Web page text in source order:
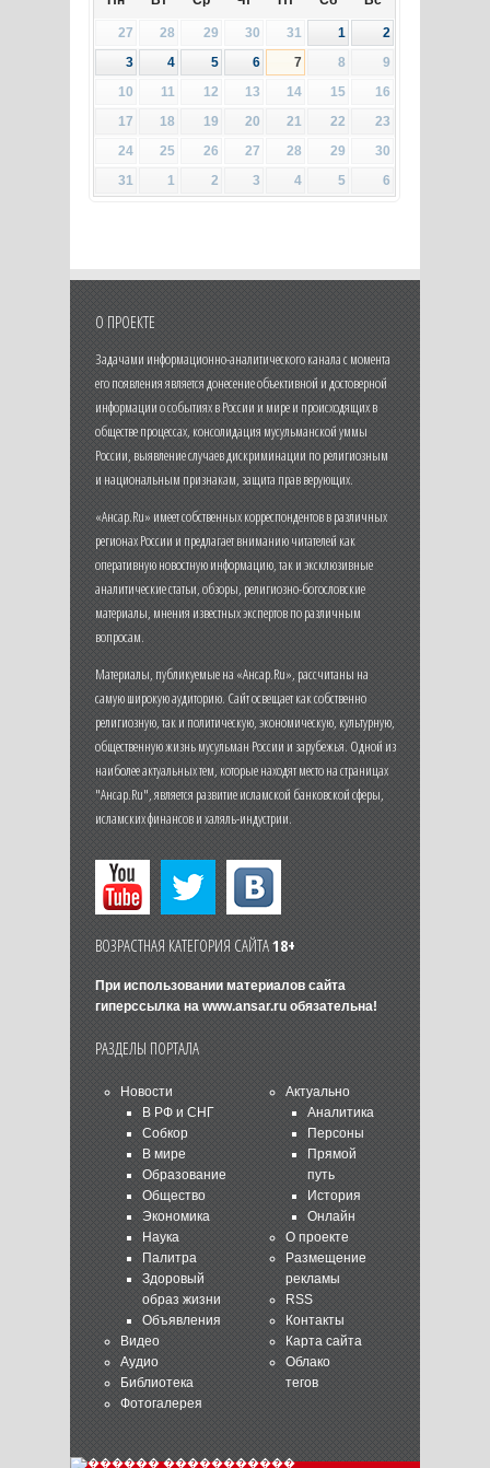
27 28 29 30 31 1
2
3
4 5 6 7 8
9
10
11 12 13 14 15
16
17
18 19 20 21 22
23
24
25 26 27 28 29
30
31
1 2 3 4 5 6
О ПРОЕКТЕ
Задачами информационно-аналитического канала с момента
его появления является донесение объективной и достоверной
информации о событиях в России и мире и происходящих в
обществе процессах, консолидация мусульманской уммы
России, выявление случаев дискриминации по религиозным
и национальным признакам, защита прав верующих.
«Ансар.Ru» имеет собственных корреспондентов в различных
регионах России и предлагает вниманию читателей как
оперативную новостную информацию, так и эксклюзивные
аналитические статьи, обзоры, религиозно-богословские
материалы, мнения известных экспертов по различным
вопросам.
Материалы, публикуемые на «Ансар.Ru», рассчитаны на
самую широкую аудиторию. Сайт освещает как собственно
религиозную, так и политическую, экономическую, культурную,
общественную жизнь мусульман России и зарубежья. Одной из
наиболее актуальных тем, которые находят место на страницах
"Ансар.Ru", является развитие исламской банковской сферы,
исламских финансов и халяль-индустрии.
ВОЗРАСТНАЯ КАТЕГОРИЯ САЙТА18+
При использовании материалов сайта
гиперссылка на www.ansar.ruобязательна!
РАЗДЕЛЫ ПОРТАЛА
Новости
В РФ и СНГ
Собкор
В мире
Образование
Общество
Экономика
Наука
Палитра
Здоровый
образ жизни
Объявления
Видео
Аудио
Библиотека
Фотогалерея
Актуально
Аналитика
Персоны
Прямой
путь
История
Онлайн
О проекте
Размещение
рекламы
RSS
Контакты
Карта сайта
Облако
тегов